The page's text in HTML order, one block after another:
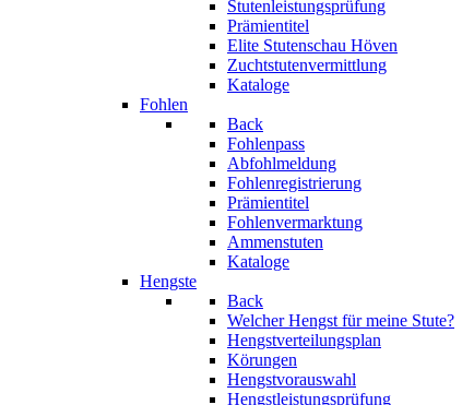
Stutenleistungsprüfung
Prämientitel
Elite Stutenschau Höven
Zuchtstutenvermittlung
Kataloge
Fohlen
Back
Fohlenpass
Abfohlmeldung
Fohlenregistrierung
Prämientitel
Fohlenvermarktung
Ammenstuten
Kataloge
Hengste
Back
Welcher Hengst für meine Stute?
Hengstverteilungsplan
Körungen
Hengstvorauswahl
Hengstleistungsprüfung